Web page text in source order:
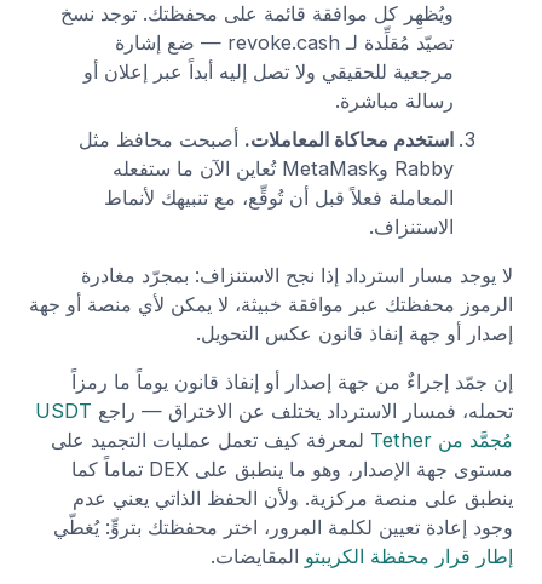
ويُظهِر كل موافقة قائمة على محفظتك. توجد نسخ
تصيّد مُقلِّدة لـ revoke.cash — ضع إشارة
مرجعية للحقيقي ولا تصل إليه أبداً عبر إعلان أو
رسالة مباشرة.
استخدم محاكاة المعاملات. أصبحت محافظ مثل
Rabby وMetaMask تُعاين الآن ما ستفعله
المعاملة فعلاً قبل أن تُوقِّع، مع تنبيهك لأنماط
الاستنزاف.
لا يوجد مسار استرداد إذا نجح الاستنزاف: بمجرّد مغادرة
الرموز محفظتك عبر موافقة خبيثة، لا يمكن لأي منصة أو جهة
إصدار أو جهة إنفاذ قانون عكس التحويل.
إن جمّد إجراءٌ من جهة إصدار أو إنفاذ قانون يوماً ما رمزاً
تحمله، فمسار الاسترداد يختلف عن الاختراق — راجع USDT
مُجمَّد من Tether
لمعرفة كيف تعمل عمليات التجميد على
مستوى جهة الإصدار، وهو ما ينطبق على DEX تماماً كما
ينطبق على منصة مركزية. ولأن الحفظ الذاتي يعني عدم
وجود إعادة تعيين لكلمة المرور، اختر محفظتك بتروٍّ: يُغطّي
إطار قرار محفظة الكريبتو المقايضات.